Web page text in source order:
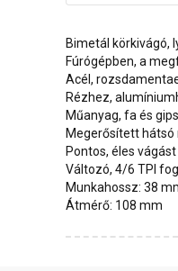
Bimetál körkivágó,
Fúrógépben, a
Acél,
Rézhez,
Műanyag, fa és
Megerősített
Pontos, éles
Változó, 4/6 TPI
Munkahossz: 38
Átmérő: 108 mm